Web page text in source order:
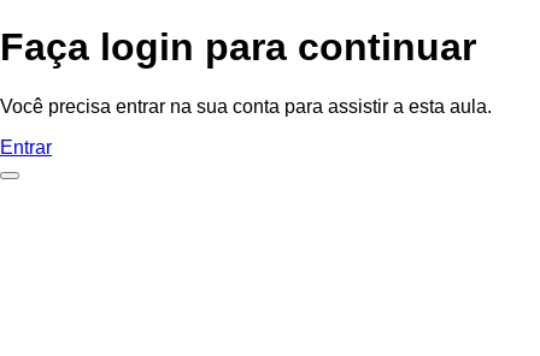
Faça login para continuar
Você precisa entrar na sua conta para assistir a esta aula.
Entrar